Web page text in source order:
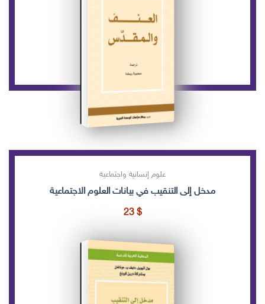
علوم إنسانية واجتماعية
مدخل إلى التنقيب في بيانات العلوم الاجتماعية
23 $